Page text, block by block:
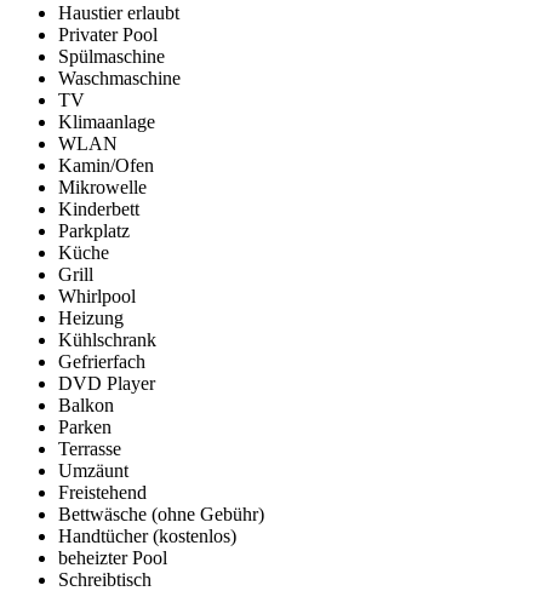
Haustier erlaubt
Privater Pool
Spülmaschine
Waschmaschine
TV
Klimaanlage
WLAN
Kamin/Ofen
Mikrowelle
Kinderbett
Parkplatz
Küche
Grill
Whirlpool
Heizung
Kühlschrank
Gefrierfach
DVD Player
Balkon
Parken
Terrasse
Umzäunt
Freistehend
Bettwäsche (ohne Gebühr)
Handtücher (kostenlos)
beheizter Pool
Schreibtisch